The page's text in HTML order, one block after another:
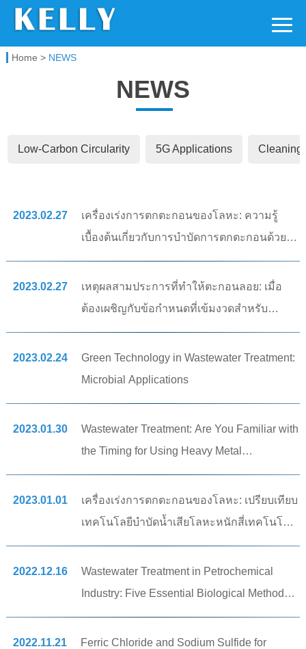
Home > NEWS
NEWS
Low-Carbon Circularity 5G Applications Cleaning
2023.02.27
เครื่องเร่งการตกตะกอนของโลหะ: ความรู้
เบื้องต้นเกี่ยวกับการบำบัดการตกตะกอนด้วยอัล
คาไลน์ออกไซด์ของน้ำเสียโลหะหนัก~(thai)
2023.02.27
เหตุผลสามประการที่ทำให้ตะกอนลอย: เมื่อ
ต้องเผชิญกับข้อกำหนดที่เข้มงวดสำหรับ
อนุภาคแขวนลอยในน้ำระบาย สิ่งสำคัญอันดับ
แรกคือการแก้ปัญหาตะกอน/เจลาตินลอยตัว!!
(Coagulation, flocculation/agglomeration)
2023.02.24
Green Technology in Wastewater Treatment:
Microbial Applications
2023.01.30
Wastewater Treatment: Are You Familiar with
the Timing for Using Heavy Metal
precipitants?(v2)
2023.01.01
เครื่องเร่งการตกตะกอนของโลหะ: เปรียบเทียบ
เทคโนโลยีบำบัดน้ำเสียโลหะหนักสี่เทคโนโลยี:
คุณกำลังประเมินตัวเลือกการบำบัด คุณได้
เลือกวิธีการที่ถูกต้องแล้วหรือยัง (การบำบัด
โลหะหนัก ตอนที่ II) (thai)
2022.12.16
Wastewater Treatment in Petrochemical
Industry: Five Essential Biological Methods
You Should Know! (v2)
2022.11.21
Ferric Chloride and Sodium Sulfide for